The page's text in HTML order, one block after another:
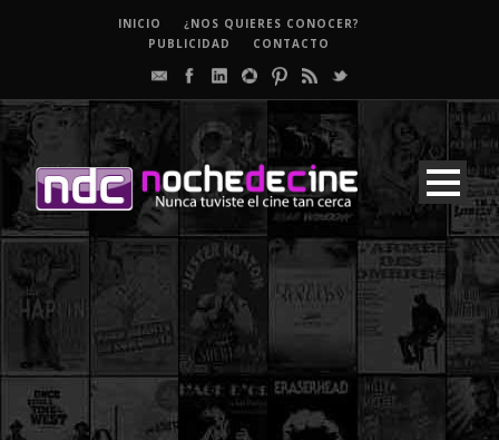
INICIO
¿NOS QUIERES CONOCER?
PUBLICIDAD
CONTACTO